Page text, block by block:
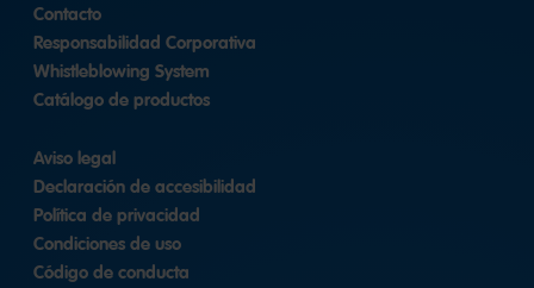
Contacto
Responsabilidad Corporativa
Whistleblowing System
Catálogo de productos
Aviso legal
Declaración de accesibilidad
Política de privacidad
Condiciones de uso
Código de conducta